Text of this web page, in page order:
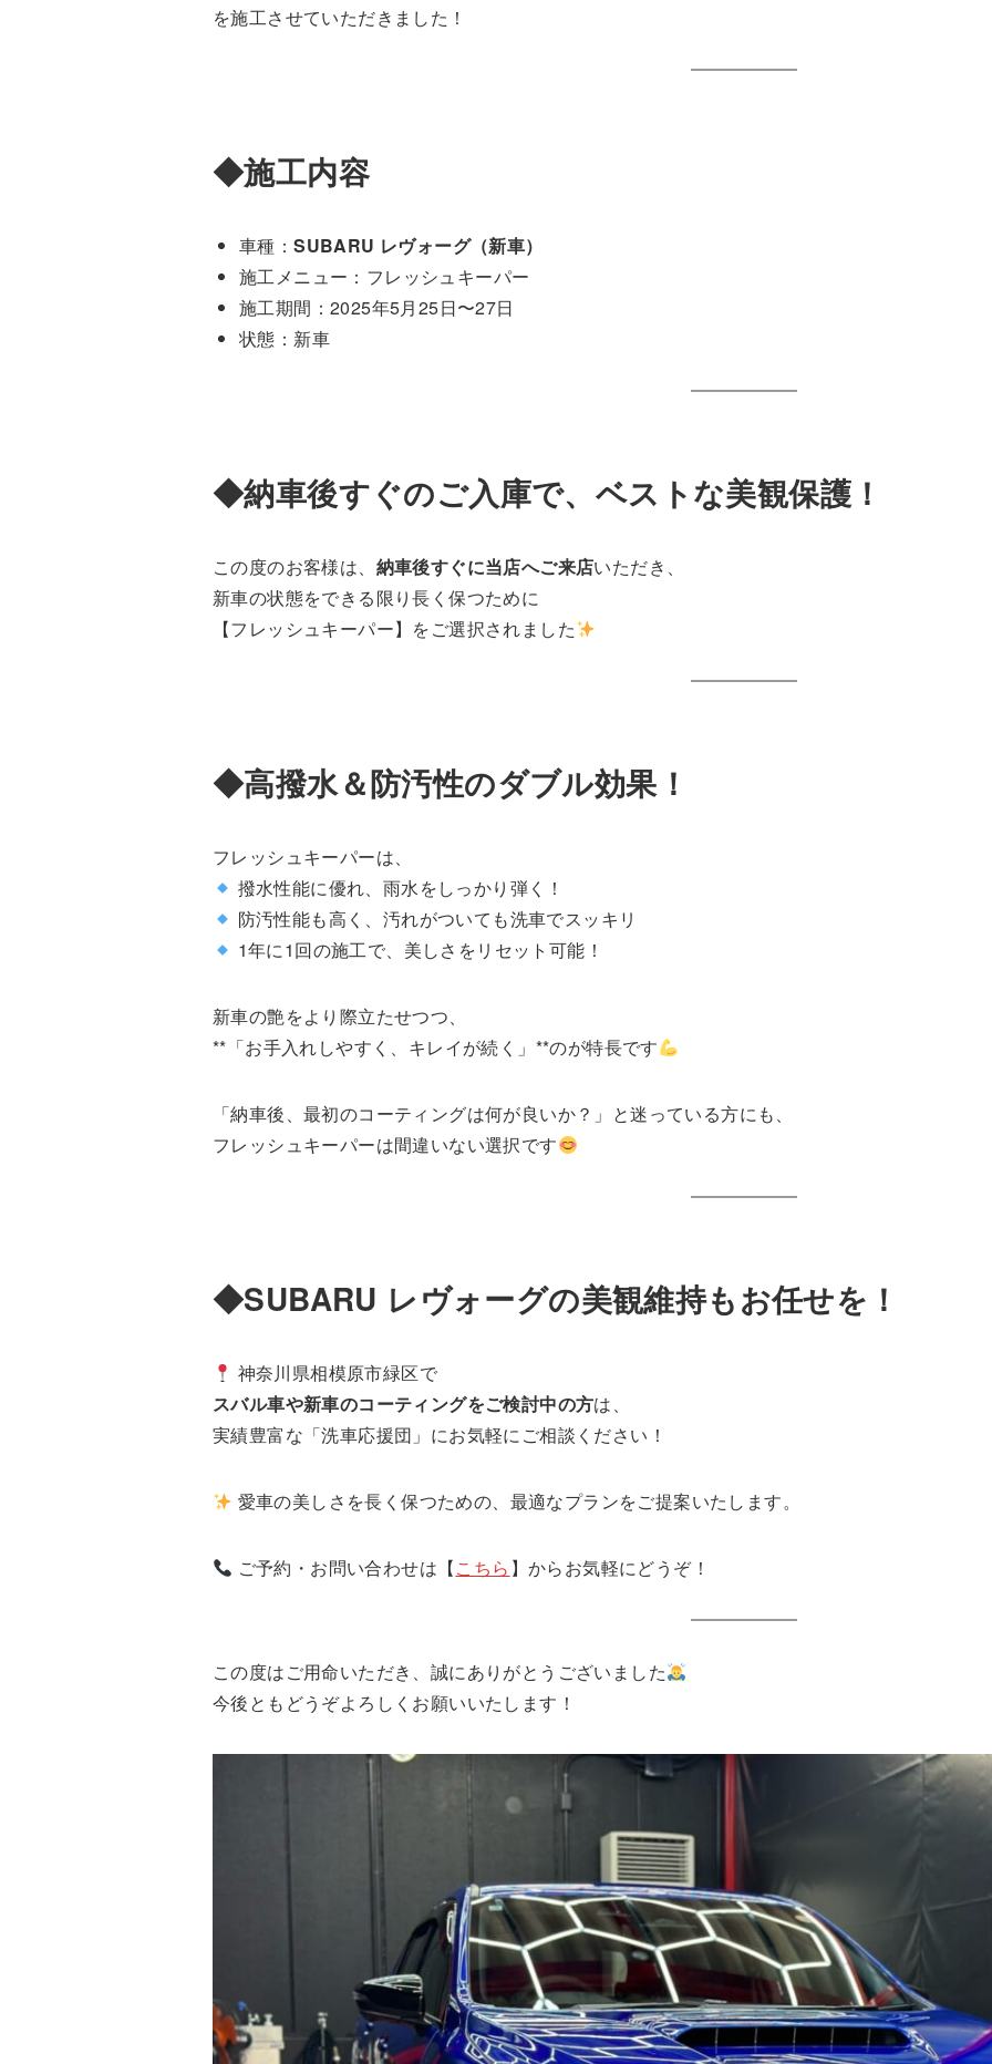
を施工させていただきました！
◆施工内容
車種：SUBARU レヴォーグ（新車）
施工メニュー：フレッシュキーパー
施工期間：2025年5月25日〜27日
状態：新車
◆納車後すぐのご入庫で、ベストな美観保護！
この度のお客様は、 納車後すぐに当店へご来店いただき、
新車の状態をできる限り長く保つために
【フレッシュキーパー】をご選択されました
◆高撥水＆防汚性のダブル効果！
フレッシュキーパーは、
撥水性能に優れ、雨水をしっかり弾く！
防汚性能も高く、汚れがついても洗車でスッキリ
1年に1回の施工で、美しさをリセット可能！
新車の艶をより際立たせつつ、
**「お手入れしやすく、キレイが続く」**のが特長です
「納車後、最初のコーティングは何が良いか？」と迷っている方にも、
フレッシュキーパーは間違いない選択です
◆SUBARU レヴォーグの美観維持もお任せを！
神奈川県相模原市緑区で
スバル車や新車のコーティングをご検討中の方は、
実績豊富な「洗車応援団」にお気軽にご相談ください！
愛車の美しさを長く保つための、最適なプランをご提案いたします。
ご予約・お問い合わせは【こちら 】からお気軽にどうぞ！
この度はご用命いただき、誠にありがとうございました
今後ともどうぞよろしくお願いいたします！